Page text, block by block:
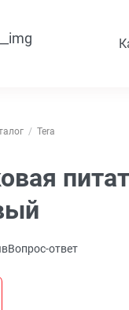
Tera
Вопрос-ответ